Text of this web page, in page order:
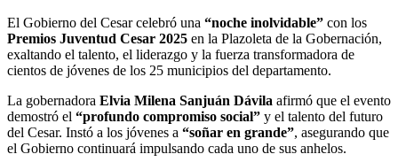
El Gobierno del Cesar celebró una “noche inolvidable” con los
Premios Juventud Cesar 2025 en la Plazoleta de la Gobernación,
exaltando el talento, el liderazgo y la fuerza transformadora de
cientos de jóvenes de los 25 municipios del departamento.
La gobernadora Elvia Milena Sanjuán Dávila afirmó que el evento
demostró el “profundo compromiso social” y el talento del futuro
del Cesar. Instó a los jóvenes a “soñar en grande”, asegurando que
el Gobierno continuará impulsando cada uno de sus anhelos.